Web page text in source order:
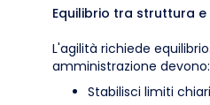
Equilibrio tra struttura
L'agilità richiede
amministrazione devono:
Stabilisci limiti